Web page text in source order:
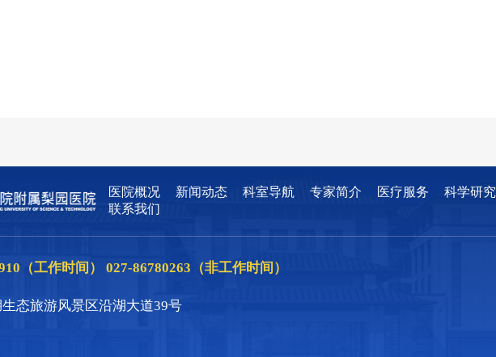
医院概况 新闻动态 科室导航 专家简介 医疗服务 科学研究
联系我们
（工作时间）027-86780263（非工作时间）
态旅游风景区沿湖大道39号